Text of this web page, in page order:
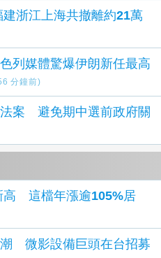
列媒體驚爆伊朗新任最高
分鐘前)
案 避免期中選前政府關
高 這檔年漲逾105%居
微影設備巨頭在台招募